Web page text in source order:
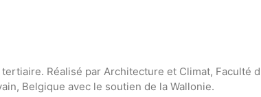
Réalisé par Architecture et Climat, Faculté
Belgique avec le soutien de la Wallonie.